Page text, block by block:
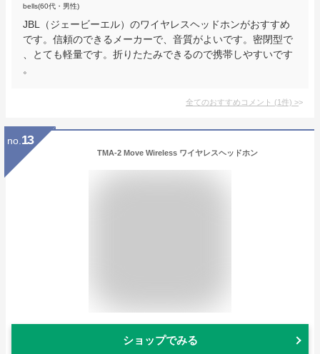
bells(60代・男性)
JBL（ジェービーエル）のワイヤレスヘッドホンがおすすめ
です。信頼のできるメーカーで、音質がよいです。密閉型で
、とても軽量です。折りたたみできるので携帯しやすいです
。
全てのおすすめコメント (1件) >
no. 13
TMA-2 Move Wireless ワイヤレスヘッドホン
ショップでみる